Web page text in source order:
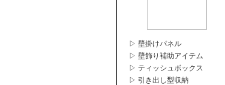
▷ 壁掛けパネル
▷ 壁飾り補助アイテム
▷ ティッシュボックス
▷ 引き出し型収納